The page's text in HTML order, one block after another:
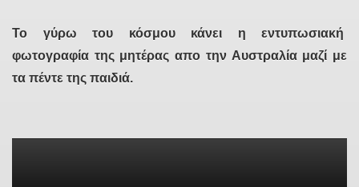
Το γύρω του κόσμου κάνει η εντυπωσιακή
φωτογραφία της μητέρας απο την Αυστραλία μαζί με
τα πέντε της παιδιά.